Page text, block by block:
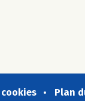
Plan